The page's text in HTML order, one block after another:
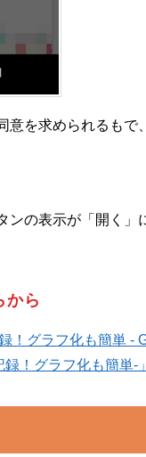
意を求められるもで
ンの表示が「開く」
から
！グラフ化も簡単 -
録！グラフ化も簡単-